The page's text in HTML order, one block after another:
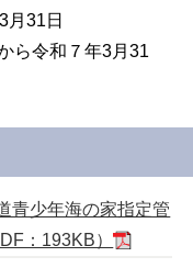
月31日
ら令和７年3月31
青少年海の家指定管
：193KB）